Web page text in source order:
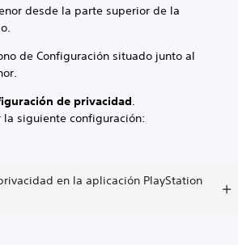
desde la parte superior de la
de Configuración situado junto al
de privacidad.
la siguiente configuración:
en la aplicación PlayStation